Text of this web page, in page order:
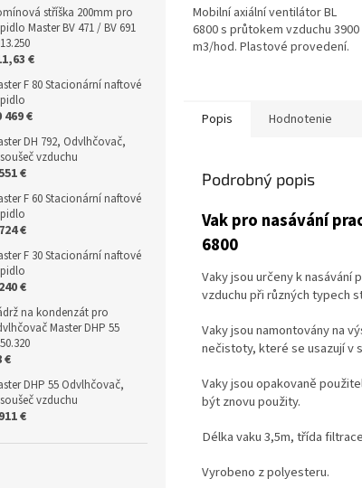
stříška 200mm pro
Master BV 471 / BV 691
€
F 80 Stacionární naftové
469 €
DH 792, Odvlhčovač,
vzduchu
€
F 60 Stacionární naftové
€
F 30 Stacionární naftové
€
na kondenzát pro
Master DHP 55
€
DHP 55 Odvlhčovač,
vzduchu
€
Mobilní axiální ventilátor BL
6800 s průtokem vzduchu 3900
m3/hod. Plastové provedení.
Popis Hodnotenie
Podrobný popis
Vak pro nasávání
6800
Vaky jsou určeny k nasávání
vzduchu při různých typech
Vaky jsou namontovány na
nečistoty, které se usazují v
Vaky jsou opakovaně
být znovu použity.
Délka vaku 3,5m, třída
Vyrobeno z polyesteru.